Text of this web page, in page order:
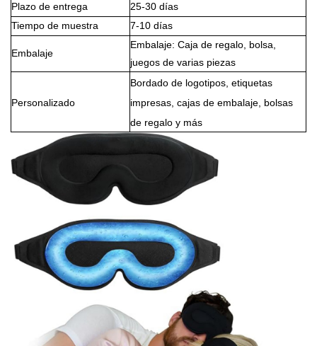
Plazo de entrega
25-30 días
Tiempo de muestra
7-10 días
Embalaje
Embalaje: Caja de regalo, bolsa,
juegos de varias piezas
Personalizado
Bordado de logotipos, etiquetas
impresas, cajas de embalaje, bolsas
de regalo y más